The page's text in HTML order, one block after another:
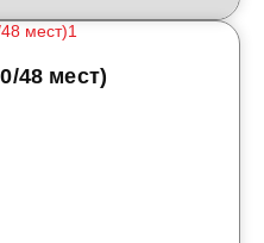
48 мест)